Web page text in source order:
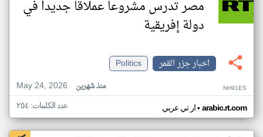
مصر تدرس مشروعا عملاقا جديدا في
دولة إفريقية
اخبار جزر القمر
Politics
May 24, 2026
منذ شهرين NH91ES
ار تي عربي• arabic.rt.com عدد الكلمات: ٢٥٤